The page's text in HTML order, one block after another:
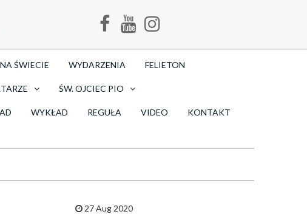
ŚWIECIE WYDARZENIA FELIETON
ŚW. OJCIEC PIO
WYKŁAD REGUŁA VIDEO KONTAKT
27 Aug 2020